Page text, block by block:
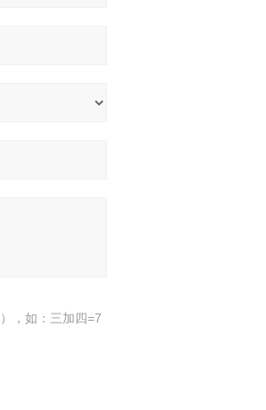
，如：三加四=7